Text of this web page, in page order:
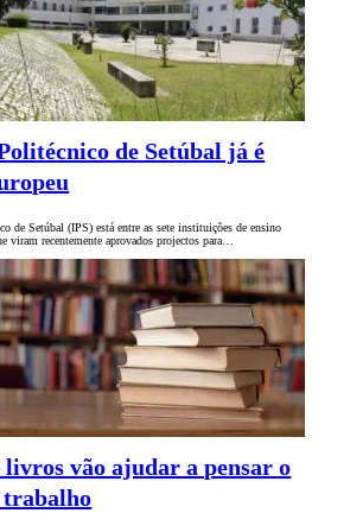
de Setúbal já é
de Setúbal (IPS) está entre as sete instituições de ensino
viram recentemente aprovados projectos para…
livros vão ajudar a pensar o